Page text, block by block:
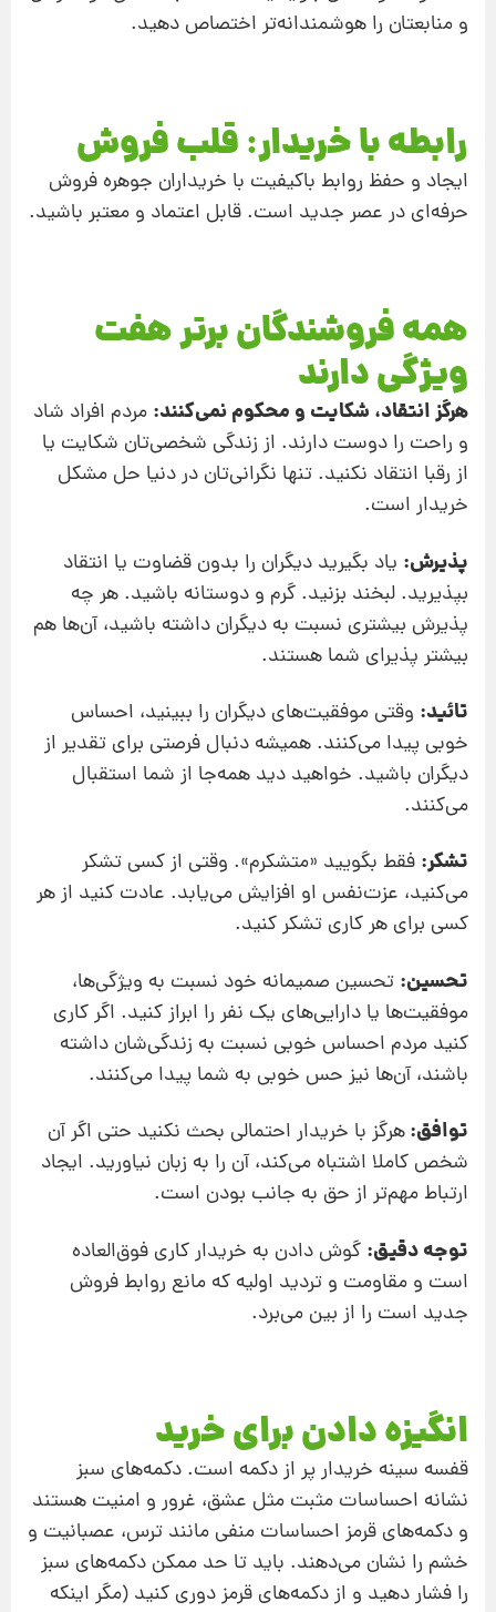
و منابعتان را هوشمندانه‌تر اختصاص دهید.
رابطه با خریدار: قلب فروش
ایجاد و حفظ روابط باکیفیت با خریداران جوهره فروش
حرفه‌ای در عصر جدید است. قابل‌ اعتماد و معتبر باشید.
همه فروشندگان برتر هفت
ویژگی دارند
هرگز انتقاد، شکایت و محکوم نمی‌کنند: مردم افراد شاد
و راحت را دوست دارند. از زندگی شخصی‌تان شکایت یا
از رقبا انتقاد نکنید. تنها نگرانی‌تان در دنیا حل مشکل
خریدار است.
پذیرش: یاد بگیرید دیگران را بدون قضاوت یا انتقاد
بپذیرید. لبخند بزنید. گرم و دوستانه باشید. هر چه
پذیرش بیشتری نسبت به دیگران داشته باشید، آن‌ها هم
بیشتر پذیرای شما هستند.
تائید: وقتی موفقیت‌های دیگران را ببینید، احساس
خوبی پیدا می‌کنند. همیشه دنبال فرصتی برای تقدیر از
دیگران باشید. خواهید دید همه‌جا از شما استقبال
می‌کنند.
تشکر: فقط بگویید «متشکرم». وقتی از کسی تشکر
می‌کنید، عزت‌نفس او افزایش می‌یابد. عادت کنید از هر
کسی برای هر کاری تشکر کنید.
تحسین: تحسین صمیمانه خود نسبت به ویژگی‌ها،
موفقیت‌ها یا دارایی‌های یک نفر را ابراز کنید. اگر کاری
کنید مردم احساس خوبی نسبت به زندگی‌شان داشته
باشند، آن‌ها نیز حس خوبی به شما پیدا می‌کنند.
توافق:هرگز با خریدار احتمالی بحث نکنید حتی اگر آن
شخص کاملا اشتباه می‌کند، آن را به زبان نیاورید. ایجاد
ارتباط مهم‌تر از حق به جانب بودن است.
توجه دقیق: گوش دادن به خریدار کاری فوق‌العاده
است و مقاومت و تردید اولیه که مانع روابط فروش
جدید است را از بین می‌برد.
انگیزه دادن برای خرید
قفسه سینه خریدار پر از دکمه است. دکمه‌های سبز
نشانه احساسات مثبت مثل عشق، غرور و امنیت هستند
و دکمه‌‌های قرمز احساسات منفی مانند ترس، عصبانیت و
خشم را نشان می‌دهند. باید تا حد ممکن دکمه‌های سبز
را فشار دهید و از دکمه‌‌های قرمز دوری کنید (مگر اینکه